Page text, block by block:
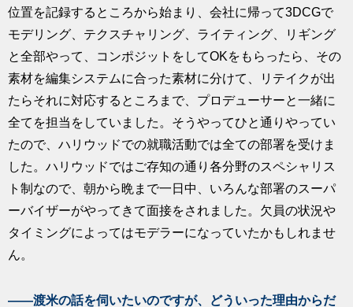
位置を記録するところから始まり、会社に帰って3DCGで
モデリング、テクスチャリング、ライティング、リギング
と全部やって、コンポジットをしてOKをもらったら、その
素材を編集システムに合った素材に分けて、リテイクが出
たらそれに対応するところまで、プロデューサーと一緒に
全てを担当をしていました。そうやってひと通りやってい
たので、ハリウッドでの就職活動では全ての部署を受けま
した。ハリウッドではご存知の通り各分野のスペシャリス
ト制なので、朝から晩まで一日中、いろんな部署のスーパ
ーバイザーがやってきて面接をされました。欠員の状況や
タイミングによってはモデラーになっていたかもしれませ
ん。
――渡米の話を伺いたいのですが、どういった理由からだ